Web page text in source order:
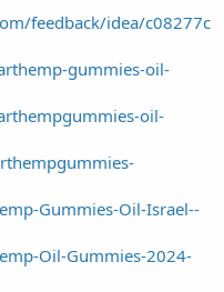
feedback/idea/c08277c
gummies-oil-
oil-
Gummies-Oil-Israel--
Oil-Gummies-2024-